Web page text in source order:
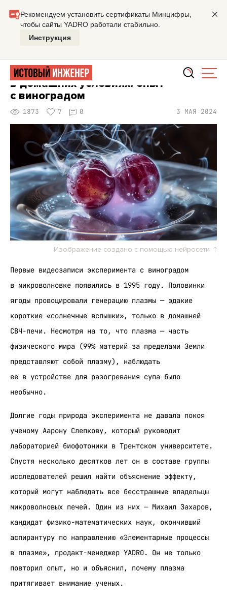
Главная Заметки
ОТ РЕДАКЦИИ
Рецепт приготовления плазмы
в домашних условиях: опыт
с виноградом
1873 7 0 3 МАЯ 2024
Изображение создано с помощью нейросети
Первые видеозаписи эксперимента с виноградом
в микроволновке появились в 1995 году. Половинки
ягоды провоцировали генерацию плазмы — эдакие
короткие «солнечные вспышки», только в домашней
СВЧ-печи. Несмотря на то, что плазма — часть
физического мира (99% материй за пределами Земли
представляют собой плазму), наблюдать
ее в устройстве для разогревания супа было
необычно.
Долгие годы природа эксперимента не давала покоя
ученому Аарону Слепкову, который руководит
лабораторией биофотоники в Трентском университете.
Спустя несколько десятков лет он в составе группы
исследователей решил найти объяснение эффекту,
который могут наблюдать все бесстрашные владельцы
микроволновых печей. Один из них — Михаил Захаров,
кандидат физико-математических наук, окончивший
аспирантуру по направлению «Элементарные процессы
в плазме», продакт-менеджер YADRO. Он не только
повторил опыт, но и объяснил, почему плазма
притягивает внимание ученых.